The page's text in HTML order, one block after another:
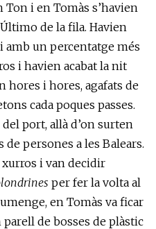
Ton i en Tomàs s’havien
de la fila. Havien
un percentatge més
i havien acabat la nit
hores i hores, agafats de
cada poques passes.
port, allà d’on surten
persones a les Balears.
i van decidir
per fer la volta al
en Tomàs va ficar
de bosses de plàstic